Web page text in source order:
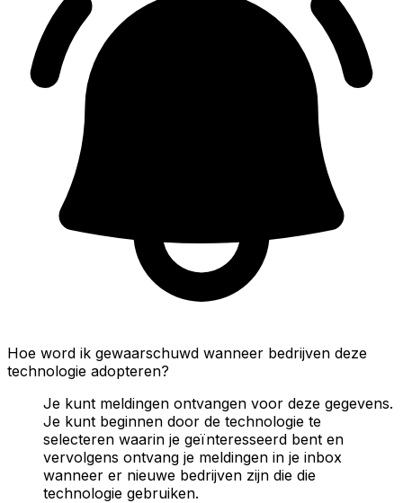
Hoe word ik gewaarschuwd wanneer bedrijven deze
technologie adopteren?
Je kunt meldingen ontvangen voor deze gegevens.
Je kunt beginnen door de technologie te
selecteren waarin je geïnteresseerd bent en
vervolgens ontvang je meldingen in je inbox
wanneer er nieuwe bedrijven zijn die die
technologie gebruiken.